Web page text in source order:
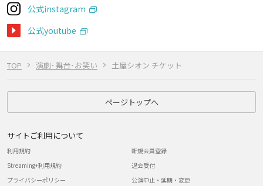
TOP 演劇･舞台･お笑い 土屋シオン チケット
公式instagram
公式youtube
ページトップへ
サイトご利用について
利用規約
Streaming+利用規約
プライバシーポリシー
新規会員登録
退会受付
公演中止・延期・変更